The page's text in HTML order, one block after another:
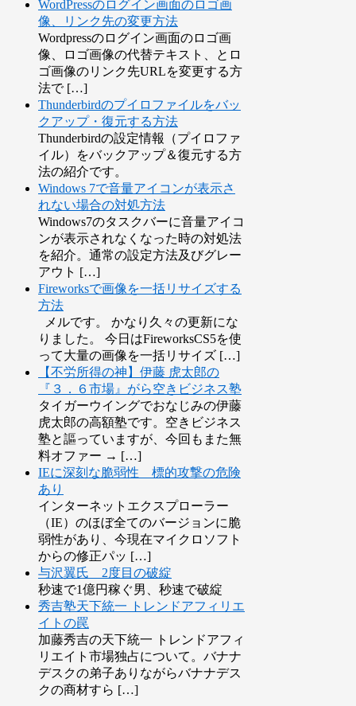
WordPressのログイン画面のロゴ画
像、リンク先の変更方法
Wordpressのログイン画面のロゴ画
像、ロゴ画像の代替テキスト、とロ
ゴ画像のリンク先URLを変更する方
法で […]
Thunderbirdのプイロファイルをバッ
クアップ・復元する方法
Thunderbirdの設定情報（プイロファ
イル）をバックアップ＆復元する方
法の紹介です。
Windows 7で音量アイコンが表示さ
れない場合の対処方法
Windows7のタスクバーに音量アイコ
ンが表示されなくなった時の対処法
を紹介。通常の設定方法及びグレー
アウト […]
Fireworksで画像を一括リサイズする
方法
メルです。 かなり久々の更新にな
りました。 今日はFireworksCS5を使
って大量の画像を一括リサイズ […]
【不労所得の神】伊藤 虎太郎の
『３．６市場』がら空きビジネス塾
タイガーウイングでおなじみの伊藤
虎太郎の高額塾です。空きビジネス
塾と謳っていますが、今回もまた無
料オファー → […]
IEに深刻な脆弱性 標的攻撃の危険
あり
インターネットエクスプローラー
（IE）のほぼ全てのバージョンに脆
弱性があり、今現在マイクロソフト
からの修正パッ […]
与沢翼氏 2度目の破綻
秒速で1億円稼ぐ男、秒速で破綻
秀吉塾天下統一 トレンドアフィリエ
イトの罠
加藤秀吉の天下統一 トレンドアフィ
リエイト市場独占について。バナナ
デスクの弟子ありながらバナナデス
クの商材すら […]